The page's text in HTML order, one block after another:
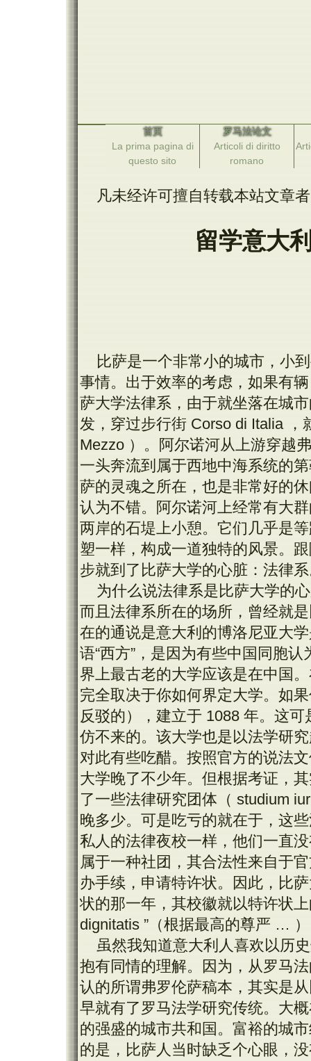
首页
La prima pagina di
questo sito
罗马法论文
Articoli di diritto
romano
凡未经许可擅自转载本站文章
留学意大
比萨是一个非常小的城市，小
事情。出于效率的考虑，如果有
萨大学法律系，由于就坐落在城
发，穿过步行街 Corso di Italia
Mezzo ）。阿尔诺河从上游穿越
一头奔流到属于西地中海系统的
萨的灵魂之所在，也是非常好的
认为不错。阿尔诺河上经常有大
两岸的石堤上小憩。它们几乎是
塑一样，构成一道独特的风景。
步就到了比萨大学的心脏：法律
为什么说法律系是比萨大学的
而且法律系所在的场所，曾经就
在的通说是意大利的博洛尼亚大
语“西方”，是因为有些中国同胞
界上最古老的大学应该是在中国
完全取决于你如何界定大学。如
反驳的），建立于 1088 年。这
仿不来的。该大学也是以法学研
对此有些吃醋。按照官方的说法
大学晚了不少年。但根据考证，
了一些法律研究团体（ studium
晚多少。可是吃亏的就在于，这
私人的法律夜校一样，他们一直
属于一种社团，其合法性来自于
办手续，申请特许状。因此，比
状的那一年，其校徽就以特许状
dignitatis ”（根据最高的尊严 …
虽然我知道意大利人喜欢以历
抱有同情的理解。因为，从罗马
认的所谓弗罗伦萨稿本，其实是
早就有了罗马法学研究传统。大
的强盛的城市共和国。富裕的城
的是，比萨人当时缺乏个心眼，